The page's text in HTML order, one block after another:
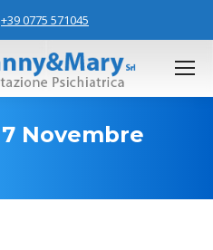
+39 0775 571045
7 Novembre